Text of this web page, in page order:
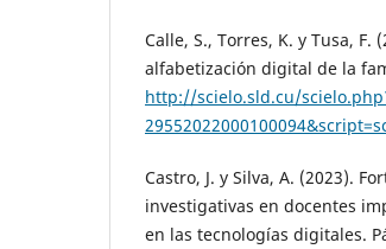
Calle, S., Torres, K. y Tusa, F.
alfabetización digital de la
http://scielo.sld.cu/
Castro, J. y Silva, A. (2023).
investigativas en docentes
en las tecnologías digitales.